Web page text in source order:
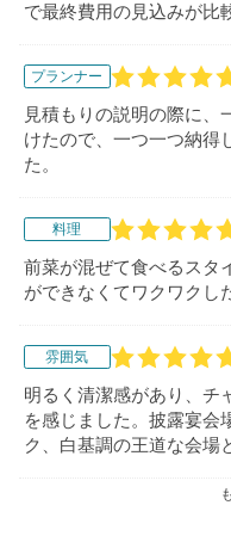
で最終費用の見込みが比
プランナー
見積もりの説明の際に、
けたので、一つ一つ納得
た。
料理
前菜が混ぜて食べるスタ
ができなくてワクワクし
雰囲気
明るく清潔感があり、チ
を感じました。披露宴会
ク、白基調の王道な会場